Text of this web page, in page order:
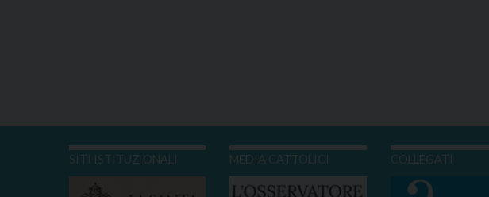
SITI ISTITUZIONALI MEDIA CATTOLICI COLLEGATI